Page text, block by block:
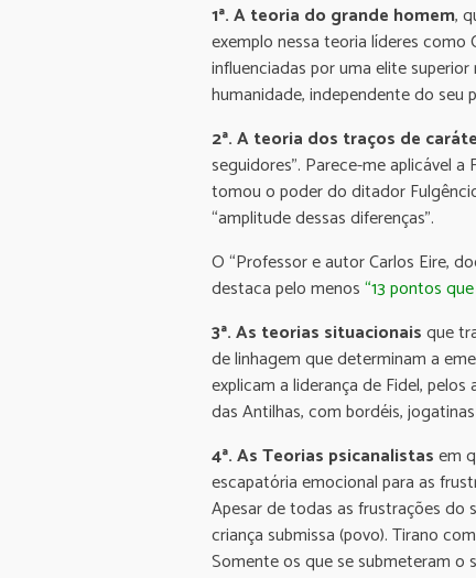
1ª. A teoria do grande homem,
exemplo nessa teoria líderes como
influenciadas por uma elite
humanidade, independente do seu
2ª. A teoria dos traços de
seguidores”. Parece-me aplicável
tomou o poder do ditador
“amplitude dessas diferenças”.
O “Professor e autor Carlos Eire,
destaca pelo menos“13 pontos
3ª. As teorias situacionaisque
de linhagem que determinam a
explicam a liderança de Fidel,
das Antilhas, com bordéis,
4ª. As Teorias psicanalistasem
escapatória emocional para as
Apesar de todas as frustrações do
criança submissa (povo). Tirano
Somente os que se submeteram o